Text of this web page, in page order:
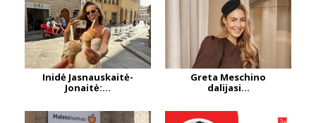
Inidė Jasnauskaitė-
Jonaitė:...
Greta Meschino
dalijasi...